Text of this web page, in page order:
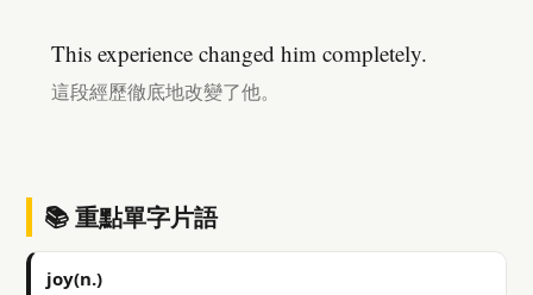
This experience changed him completely.
這段經歷徹底地改變了他。
📚 重點單字片語
joy(n.)